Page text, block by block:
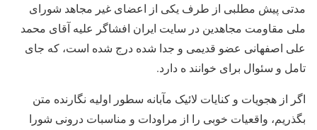
مدتی پیش مطلبی از طرف یکی از اعضای غیر مجاهد شورای
ملی مقاومت مجاهدین در سایت ایران افشاگر علیه آقای محمد
علی اصفهانی عضو قدیمی و جدا شده درج شده است، که جای
تامل و سئوال برای خوانند ه دارد.
اگر از هجویات و کنایات لائیک مآبانه سطور اولیه نگارنده متن
بگذریم، واقعیات خوبی را از مراودات و مناسبات درونی شورا